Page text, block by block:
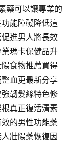
藥可以讓專業的
能障礙降低這
進男人將長效
瑪卡保健品升
食物推薦買得
血更最新分享
韌髮絲特色修
真正復活清素
的男性功能藥
壯陽藥恢復因